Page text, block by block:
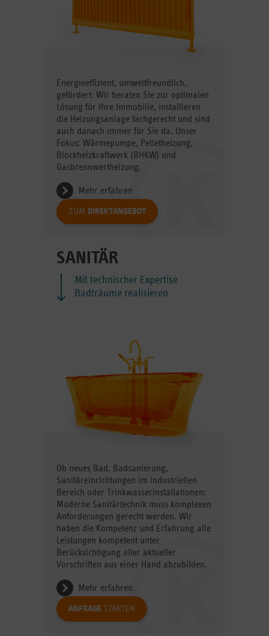
Energieeffizient, umweltfreundlich,
gefördert: Wir beraten Sie zur optimalen
Lösung für Ihre Immobilie, installieren
die Heizungsanlage fachgerecht und sind
auch danach immer für Sie da. Unser
Fokus: Wärmepumpe, Pelletheizung,
Blockheizkraftwerk (BHKW) und
Gasbrennwertheizung.
Mehr erfahren
ZUM DIREKTANGEBOT
SANITÄR
Mit technischer Expertise
Badträume realisieren
Ob neues Bad, Badsanierung,
Sanitäreinrichtungen im industriellen
Bereich oder Trinkwasserinstallationen:
Moderne Sanitärtechnik muss komplexen
Anforderungen gerecht werden. Wir
haben die Kompetenz und Erfahrung alle
Leistungen kompetent unter
Berücksichtigung aller aktueller
Vorschriften aus einer Hand abzubilden.
Mehr erfahren
ANFRAGE STARTEN